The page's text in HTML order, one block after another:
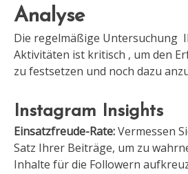
Analyse
Die regelmäßige Untersuchung
Aktivitäten ist kritisch , um den
zu festsetzen und noch dazu
Instagram Insights
Einsatzfreude-Rate:Vermessen
Satz Ihrer Beiträge, um zu
Inhalte für die Followern